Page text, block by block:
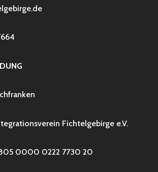
Fichtelgebirge e.V.
0000 0222 7730 20